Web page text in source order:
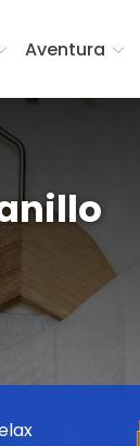
Aventura